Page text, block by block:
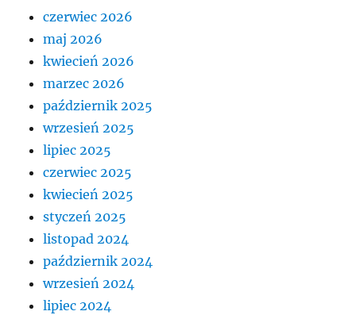
czerwiec 2026
maj 2026
kwiecień 2026
marzec 2026
październik 2025
wrzesień 2025
lipiec 2025
czerwiec 2025
kwiecień 2025
styczeń 2025
listopad 2024
październik 2024
wrzesień 2024
lipiec 2024